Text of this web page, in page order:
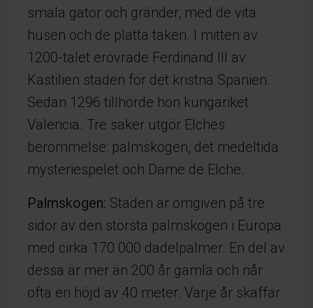
smala gator och gränder, med de vita
husen och de platta taken. I mitten av
1200-talet erövrade Ferdinand III av
Kastilien staden för det kristna Spanien.
Sedan 1296 tillhörde hon kungariket
Valencia. Tre saker utgör Elches
berömmelse: palmskogen, det medeltida
mysteriespelet och Dame de Elche.
Palmskogen: Staden är omgiven på tre
sidor av den största palmskogen i Europa
med cirka 170 000 dadelpalmer. En del av
dessa är mer än 200 år gamla och når
ofta en höjd av 40 meter. Varje år skaffar